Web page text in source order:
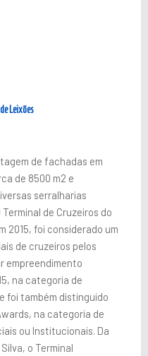
Leixões
de fachadas em
de 8500 m2 e
serralharias
de Cruzeiros do
2015, foi considerado um
de cruzeiros pelos
empreendimento
na categoria de
foi também distinguido
na categoria de
ou Institucionais. Da
o Terminal